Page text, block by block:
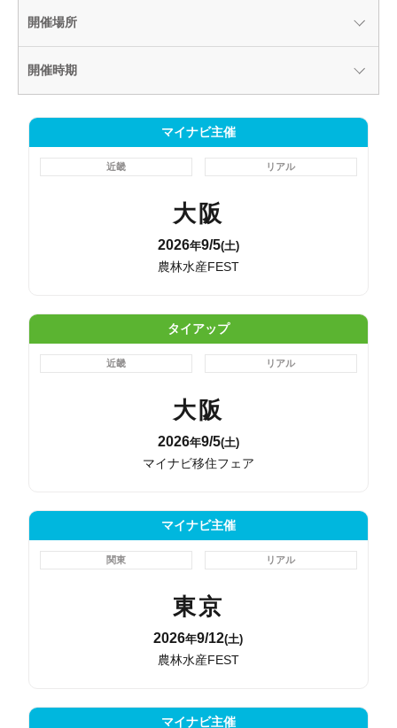
開催場所
開催時期
マイナビ主催
近畿 リアル
大阪
2026年9/5(土)
農林水産FEST
タイアップ
近畿 リアル
大阪
2026年9/5(土)
マイナビ移住フェア
マイナビ主催
関東 リアル
東京
2026年9/12(土)
農林水産FEST
マイナビ主催